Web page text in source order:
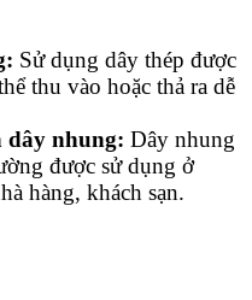
Sử dụng dây thép được
thu vào hoặc thả ra dễ
dây nhung: Dây nhung
được sử dụng ở
hàng, khách sạn.